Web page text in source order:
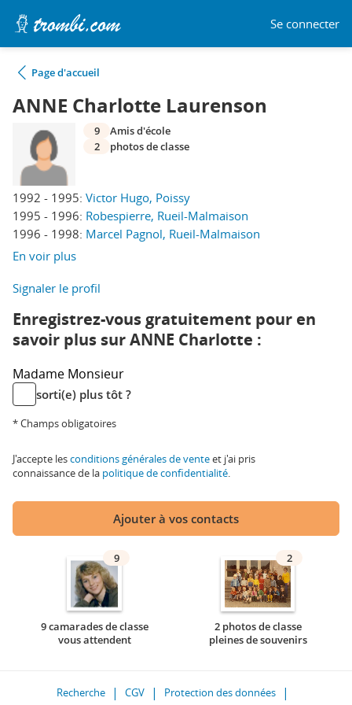
Se connecter
Page d'accueil
ANNE Charlotte Laurenson
1992 - 1995: Victor Hugo, Poissy
1995 - 1996: Robespierre, Rueil-Malmaison
1996 - 1998: Marcel Pagnol, Rueil-Malmaison
En voir plus
9
Amis d'école
2
photos de classe
Signaler le profil
Enregistrez-vous gratuitement pour en
savoir plus sur ANNE Charlotte :
Madame Monsieur
sorti(e) plus tôt ?
* Champs obligatoires
J'accepte lesconditions générales de venteet j'ai pris
connaissance de la politique de confidentialité.
Ajouter à vos contacts
9
9 camarades de classe
vous attendent
2
2 photos de classe
pleines de souvenirs
Recherche CGV
Protection des données